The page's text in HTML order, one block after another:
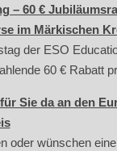
– 60 €
im Märkischen
der ESO
60 € Rabatt
Sie da an den
oder wünschen